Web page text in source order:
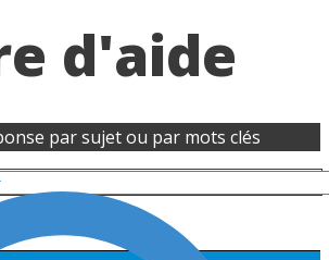
d'aide
par sujet ou par mots clés